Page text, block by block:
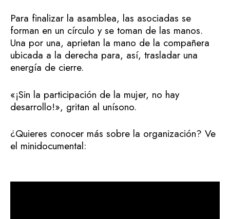
Para finalizar la asamblea, las asociadas se
forman en un círculo y se toman de las manos.
Una por una, aprietan la mano de la compañera
ubicada a la derecha para, así, trasladar una
energía de cierre.
«¡Sin la participación de la mujer, no hay
desarrollo!», gritan al unísono.
¿Quieres conocer más sobre la organización? Ve
el minidocumental: